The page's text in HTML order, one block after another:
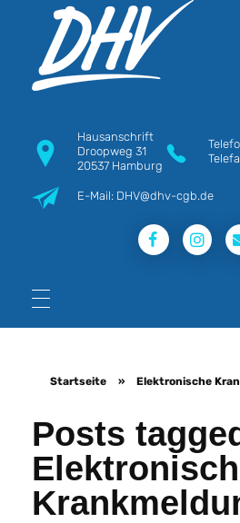
Hausanschrift
Droopweg 31
20537 Hamburg
E-Mail: DHV@dhv-cgb.de
Startseite » Elektronische
Posts